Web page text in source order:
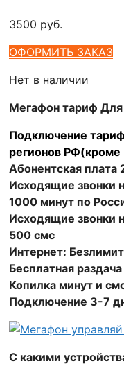
3500 руб.
ОФОРМИТЬ ЗАКАЗ
Нет в наличии
Мегафон тариф Для
Подключение
регионов РФ(кроме
Абонентская плата
Исходящие звонки
1000 минут по
Исходящие звонки
500 смс
Интернет:
Бесплатная
Копилка минут и
Подключение 3-7
С какими